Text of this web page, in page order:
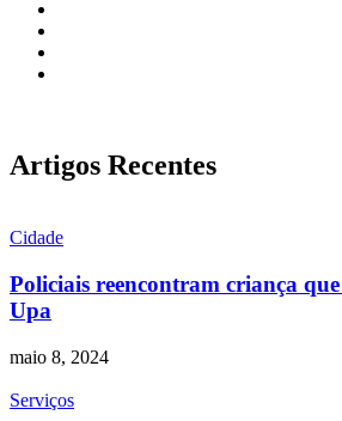
Artigos Recentes
Cidade
Policiais reencontram criança
Upa
maio 8, 2024
Serviços